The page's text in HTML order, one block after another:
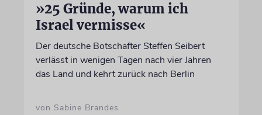
»25 Gründe, warum ich
Israel vermisse«
Der deutsche Botschafter Steffen Seibert
verlässt in wenigen Tagen nach vier Jahren
das Land und kehrt zurück nach Berlin
von Sabine Brandes